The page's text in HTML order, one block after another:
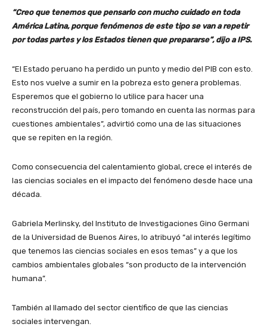
“Creo que tenemos que pensarlo con mucho cuidado en toda
América Latina, porque fenómenos de este tipo se van a repetir
por todas partes y los Estados tienen que prepararse”, dijo a IPS.
“El Estado peruano ha perdido un punto y medio del PIB con esto.
Esto nos vuelve a sumir en la pobreza esto genera problemas.
Esperemos que el gobierno lo utilice para hacer una
reconstrucción del país, pero tomando en cuenta las normas para
cuestiones ambientales”, advirtió como una de las situaciones
que se repiten en la región.
Como consecuencia del calentamiento global, crece el interés de
las ciencias sociales en el impacto del fenómeno desde hace una
década.
Gabriela Merlinsky, del Instituto de Investigaciones Gino Germani
de la Universidad de Buenos Aires, lo atribuyó “al interés legítimo
que tenemos las ciencias sociales en esos temas” y a que los
cambios ambientales globales “son producto de la intervención
humana”.
También al llamado del sector científico de que las ciencias
sociales intervengan.